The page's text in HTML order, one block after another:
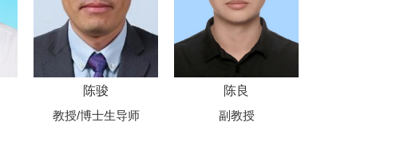
陈骏
教授/博士生导师
陈良
副教授